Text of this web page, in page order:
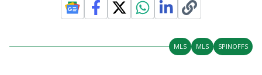
MLS MLS SPINOFFS